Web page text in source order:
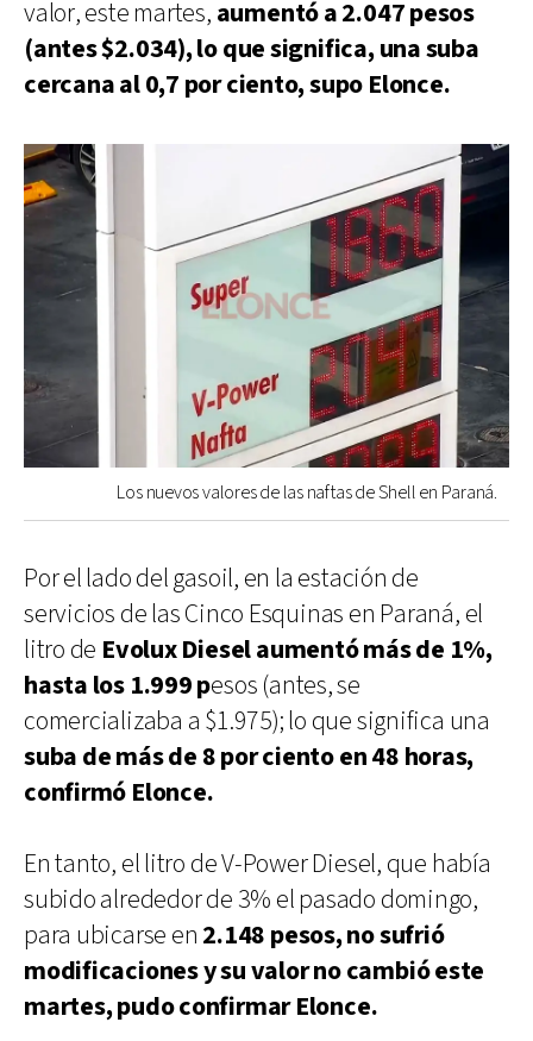
valor, este martes, aumentó a 2.047 pesos
(antes $2.034), lo que significa, una suba
cercana al 0,7 por ciento, supo Elonce.
Los nuevos valores de las naftas de Shell en Paraná.
Por el lado del gasoil, en la estación de
servicios de las Cinco Esquinas en Paraná, el
litro de Evolux Diesel aumentó más de 1%,
hasta los 1.999 pesos (antes, se
comercializaba a $1.975); lo que significa una
suba de más de 8 por ciento en 48 horas,
confirmó Elonce.
En tanto, el litro de V-Power Diesel, que había
subido alrededor de 3% el pasado domingo,
para ubicarse en 2.148 pesos, no sufrió
modificaciones y su valor no cambió este
martes, pudo confirmar Elonce.